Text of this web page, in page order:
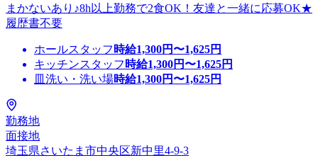
まかないあり♪8h以上勤務で2食OK！友達と一緒に応募OK★
履歴書不要
ホールスタッフ 時給1,300円〜1,625円
キッチンスタッフ 時給1,300円〜1,625円
皿洗い・洗い場時給1,300円〜1,625円
勤務地
面接地
埼玉県さいたま市中央区新中里4-9-3